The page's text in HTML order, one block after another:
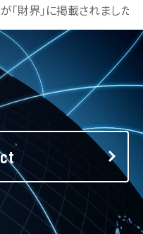
「財界」に掲載されました